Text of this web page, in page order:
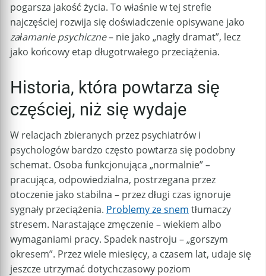
pogarsza jakość życia. To właśnie w tej strefie
najczęściej rozwija się doświadczenie opisywane jako
załamanie psychiczne– nie jako „nagły dramat”, lecz
jako końcowy etap długotrwałego przeciążenia.
Historia, która powtarza się
częściej, niż się wydaje
W relacjach zbieranych przez psychiatrów i
psychologów bardzo często powtarza się podobny
schemat. Osoba funkcjonująca „normalnie” –
pracująca, odpowiedzialna, postrzegana przez
otoczenie jako stabilna – przez długi czas ignoruje
sygnały przeciążenia. Problemy ze snem tłumaczy
stresem. Narastające zmęczenie – wiekiem albo
wymaganiami pracy. Spadek nastroju – „gorszym
okresem”. Przez wiele miesięcy, a czasem lat, udaje się
jeszcze utrzymać dotychczasowy poziom